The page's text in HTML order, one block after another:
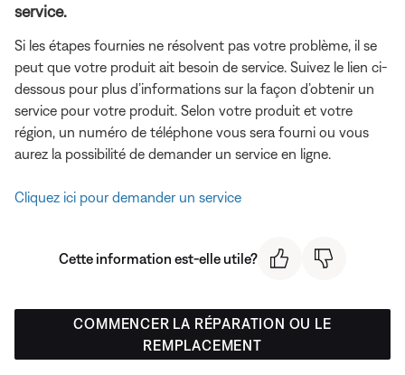
service.
Si les étapes fournies ne résolvent pas votre problème, il se
peut que votre produit ait besoin de service. Suivez le lien ci-
dessous pour plus d’informations sur la façon d’obtenir un
service pour votre produit. Selon votre produit et votre
région, un numéro de téléphone vous sera fourni ou vous
aurez la possibilité de demander un service en ligne.
Cliquez ici pour demander un service
Cette information est-elle utile?
COMMENCER LA RÉPARATION OU LE
REMPLACEMENT